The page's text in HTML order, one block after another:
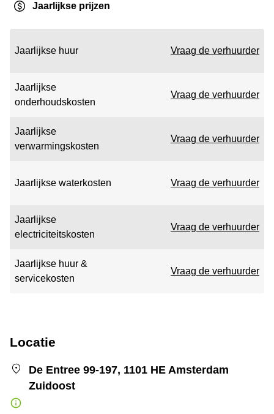
Jaarlijkse prijzen
Jaarlijkse huur Vraag de verhuurder
Jaarlijkse
onderhoudskosten
Vraag de verhuurder
Jaarlijkse
verwarmingskosten
Vraag de verhuurder
Jaarlijkse waterkosten Vraag de verhuurder
Jaarlijkse
electriciteitskosten
Vraag de verhuurder
Jaarlijkse huur &
servicekosten
Vraag de verhuurder
Locatie
De Entree 99-197, 1101 HE Amsterdam
Zuidoost